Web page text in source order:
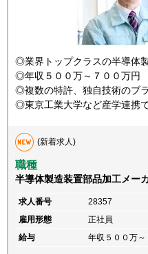
◎業界トップクラスの半導体
◎年収５００万～７００万円
◎複数の特許、独自技術のブ
◎東京工業大学など産学連携
(新着求人)
職種
半導体製造装置部品加工メー
求人番号
28357
雇用形態
正社員
給与
年収５００万～